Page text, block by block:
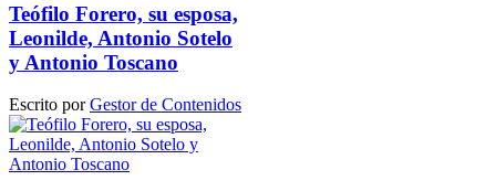
Teófilo Forero, su esposa,
Leonilde, Antonio Sotelo
y Antonio Toscano
Escrito porGestor de Contenidos